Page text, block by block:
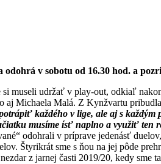
v sobotu od 16.30 hod. a
udržať v play-out, odkiaľ
Michaela Malá. Z Kynžvartu
každého v lige, ale aj s
musíme ísť naplno a využiť ten
odohrali v príprave jedenásť
Štyrikrát sme s ňou na jej pôde
z jarnej časti 2019/20, kedy sme